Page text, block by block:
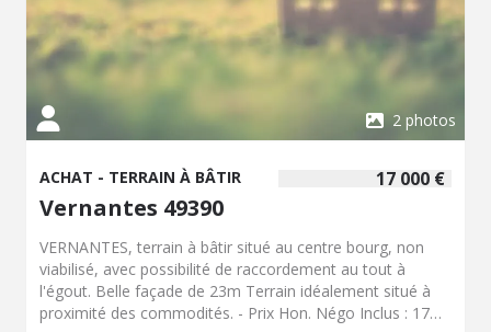
2 photos
17 000 €
ACHAT - TERRAIN À BÂTIR
Vernantes 49390
VERNANTES, terrain à bâtir situé au centre bourg, non
viabilisé, avec possibilité de raccordement au tout à
l'égout. Belle façade de 23m Terrain idéalement situé à
proximité des commodités. - Prix Hon. Négo Inclus : 17